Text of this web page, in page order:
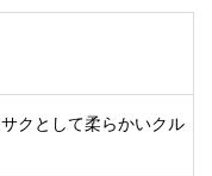
クとして柔らかいクル